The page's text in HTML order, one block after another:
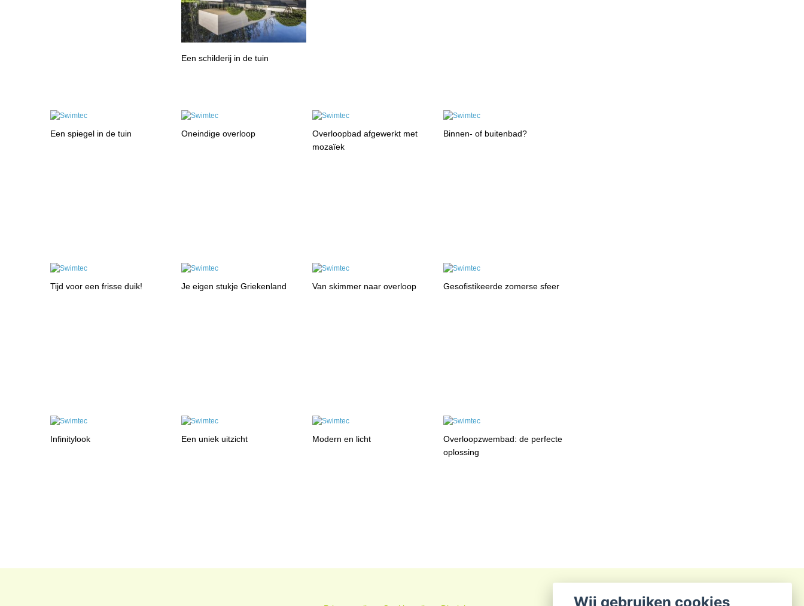
Een schilderij in de tuin
Een spiegel in de tuin Oneindige overloop
Overloopbad afgewerkt met
mozaïek
Binnen- of buitenbad?
Tijd voor een frisse duik! Je eigen stukje Griekenland Van skimmer naar overloop Gesofistikeerde zomerse sfeer
Infinitylook Een uniek uitzicht Modern en licht
Overloopzwembad: de perfecte
oplossing
Wij gebruiken cookies